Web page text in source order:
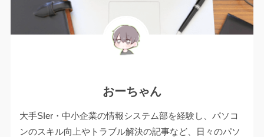
おーちゃん
大手SIer・中小企業の情報システム部を経験し、パソコ
ンのスキル向上やトラブル解決の記事など、日々のパソ